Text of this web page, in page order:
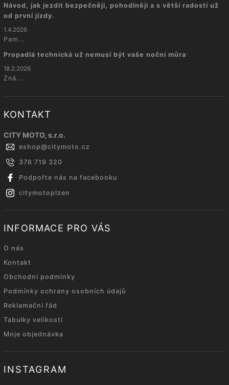
Návod, jak jezdit bezpečněji, pohodlněji a s větší radostí už
od první jízdy.
1.4.2026
Pam...
Propadlá technická už nemusí být vaše noční můra
18.2.2026
Zná...
KONTAKT
CITY MOTO, s.r.o.
eshop@citymoto.cz
376 719 320
Podpořte nás na facebooku
citymotoplzen
INFORMACE PRO VÁS
O nás
Kontakt
Obchodní podmínky
Podmínky ochrany osobních údajů
Reklamační řád
Tabulky velikostí
Moje objednávka
INSTAGRAM